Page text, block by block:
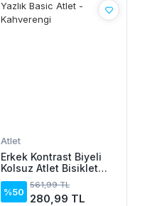
Atlet
Erkek Kontrast Biyeli
Kolsuz Atlet Bisiklet
Yaka Yazlık Basic Atlet
- Kahverengi
%50
561,99 TL
280,99 TL